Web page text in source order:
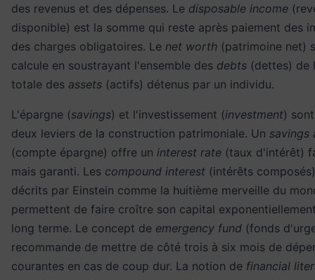
des revenus et des dépenses. Le disposable income
disponible) est la somme qui reste après paiement des
des charges obligatoires. Le net worth (patrimoine net)
calcule en soustrayant l'ensemble des debts (dettes) de
totale des assets (actifs) détenus par un individu.
L'épargne (savings) et l'investissement (investment)
deux leviers de la construction patrimoniale. Un savings
(compte épargne) offre un interest rate (taux d'intérêt)
mais garanti. Les compound interest (intérêts
décrits par Einstein comme la huitième merveille du
permettent de faire croître son capital
long terme. Le concept de emergency fund (fonds
recommande de mettre de côté trois à six mois de
courantes en cas de coup dur. La notion de financial